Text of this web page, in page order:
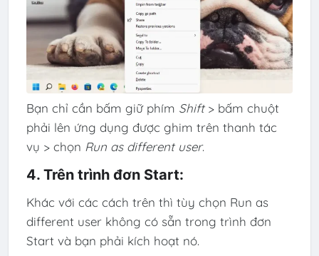
Bạn chỉ cần bấm giữ phím Shift> bấm chuột
phải lên ứng dụng được ghim trên thanh tác
vụ > chọn Run as different user.
4. Trên trình đơn Start:
Khác với các cách trên thì tùy chọn Run as
different user không có sẵn trong trình đơn
Start và bạn phải kích hoạt nó.